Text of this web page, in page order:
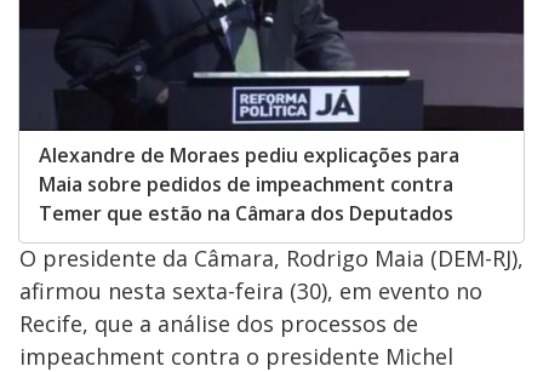
Alexandre de Moraes pediu explicações para
Maia sobre pedidos de impeachment contra
Temer que estão na Câmara dos Deputados
O presidente da Câmara, Rodrigo Maia (DEM-RJ),
afirmou nesta sexta-feira (30), em evento no
Recife, que a análise dos processos de
impeachment contra o presidente Michel